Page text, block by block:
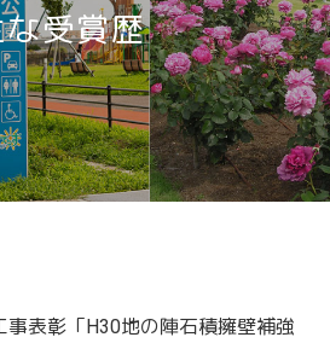
な受賞歴
事表彰「H30地の陣石積擁壁補強